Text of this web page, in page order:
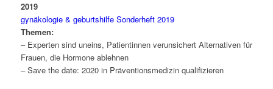
2019
gynäkologie & geburtshilfe Sonderheft 2019
Themen:
– Experten sind uneins, Patientinnen verunsichert Alternativen für
Frauen, die Hormone ablehnen
– Save the date: 2020 in Präventionsmedizin qualifizieren